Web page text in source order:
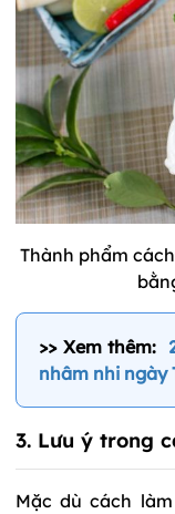
Thành phẩm
>> Xem thêm:
nhâm nhi ngày
3. Lưu ý trong
Mặc dù cách